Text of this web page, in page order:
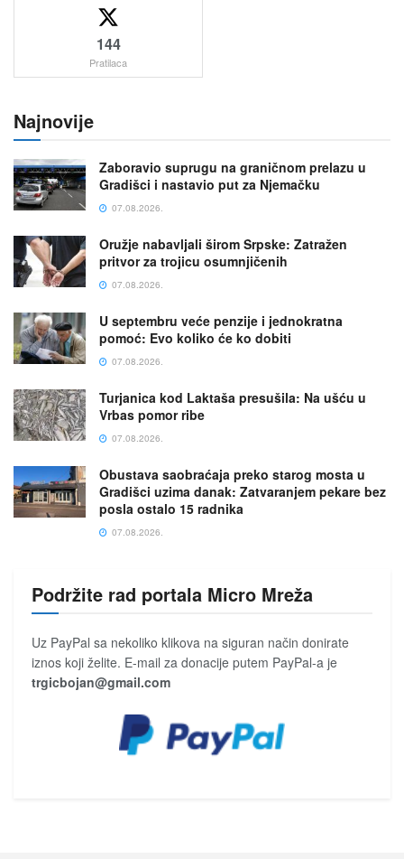
144
Pratilaca
Najnovije
Zaboravio suprugu na graničnom prelazu u
Gradišci i nastavio put za Njemačku
07.08.2026.
Oružje nabavljali širom Srpske: Zatražen
pritvor za trojicu osumnjičenih
07.08.2026.
U septembru veće penzije i jednokratna
pomoć: Evo koliko će ko dobiti
07.08.2026.
Turjanica kod Laktaša presušila: Na ušću u
Vrbas pomor ribe
07.08.2026.
Obustava saobraćaja preko starog mosta u
Gradišci uzima danak: Zatvaranjem pekare bez
posla ostalo 15 radnika
07.08.2026.
Podržite rad portala Micro Mreža
Uz PayPal sa nekoliko klikova na siguran način donirate
iznos koji želite. E-mail za donacije putem PayPal-a je
trgicbojan@gmail.com